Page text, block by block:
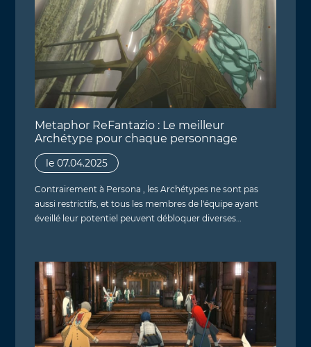
Metaphor ReFantazio : Le meilleur
Archétype pour chaque personnage
le 07.04.2025
Contrairement à Persona , les Archétypes ne sont pas
aussi restrictifs, et tous les membres de l'équipe ayant
éveillé leur potentiel peuvent débloquer diverses…